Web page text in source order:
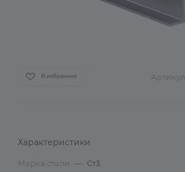
В избранное Артикул:
Характеристики
Марка стали — Ст3